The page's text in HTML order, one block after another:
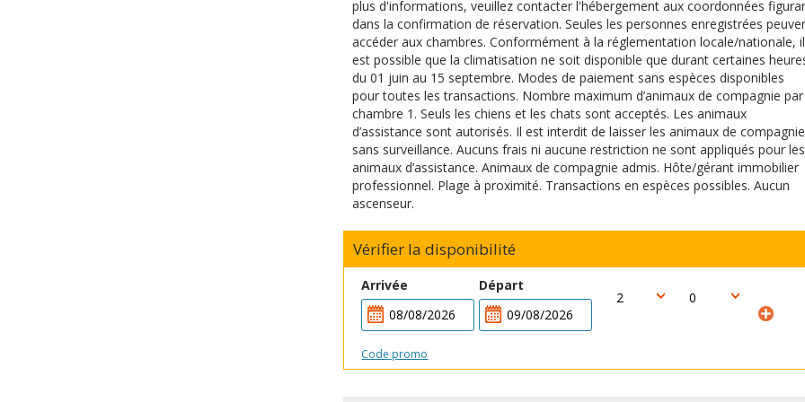
plus d'informations, veuillez contacter l'hébergement aux coordonnées
dans la confirmation de réservation. Seules les personnes enregistrées
accéder aux chambres. Conformément à la réglementation locale/nationale, il
est possible que la climatisation ne soit disponible que durant certaines
du 01 juin au 15 septembre. Modes de paiement sans espèces disponibles
pour toutes les transactions. Nombre maximum d’animaux de compagnie par
chambre 1. Seuls les chiens et les chats sont acceptés. Les animaux
d’assistance sont autorisés. Il est interdit de laisser les animaux de compagnie
sans surveillance. Aucuns frais ni aucune restriction ne sont appliqués pour les
animaux d’assistance. Animaux de compagnie admis. Hôte/gérant immobilier
professionnel. Plage à proximité. Transactions en espèces possibles. Aucun
ascenseur.
Vérifier la disponibilité
Arrivée Départ
Code promo